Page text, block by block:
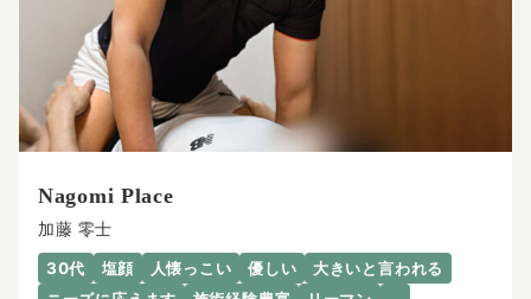
Nagomi Place
加藤 零士
30代 塩顔 人懐っこい 優しい
大きいと言われる